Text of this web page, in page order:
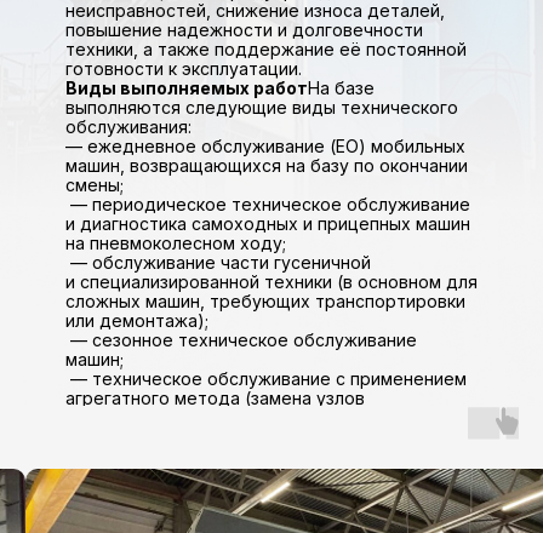
неисправностей, снижение износа деталей,
повышение надежности и долговечности
техники, а также поддержание её постоянной
готовности к эксплуатации.
Виды выполняемых работНа базе
выполняются следующие виды технического
обслуживания:
— ежедневное обслуживание (ЕО) мобильных
машин, возвращающихся на базу по окончании
смены;
— периодическое техническое обслуживание
и диагностика самоходных и прицепных машин
на пневмоколесном ходу;
— обслуживание части гусеничной
и специализированной техники (в основном для
сложных машин, требующих транспортировки
или демонтажа);
— сезонное техническое обслуживание
машин;
— техническое обслуживание с применением
агрегатного метода (замена узлов
с использованием передвижных средств,
а на базе — при передислокации или
постановке на хранение.